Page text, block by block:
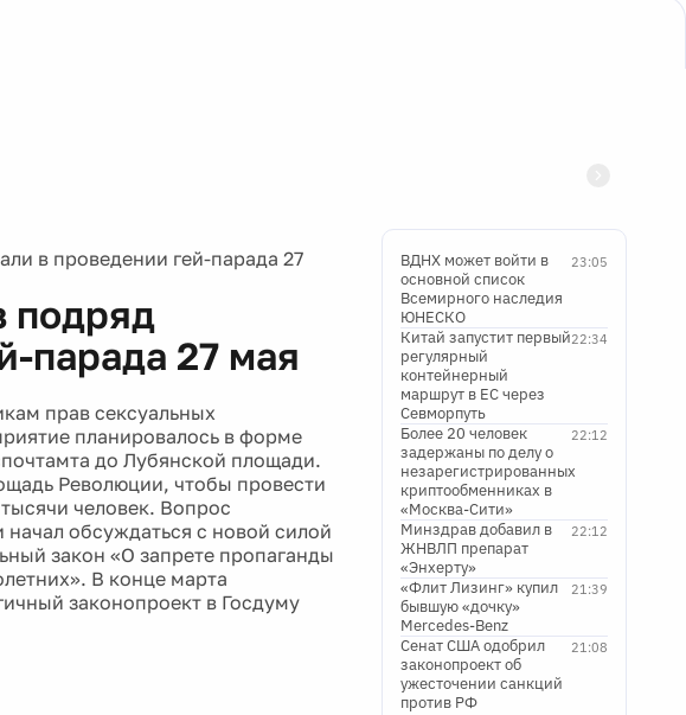
в проведении гей-парада 27
подряд
парада 27 мая
прав сексуальных
планировалось в форме
до Лубянской площади.
Революции, чтобы провести
человек. Вопрос
обсуждаться с новой силой
закон «О запрете пропаганды
В конце марта
законопроект в Госдуму
23:05
ВДНХ может войти в
основной список
Всемирного наследия
ЮНЕСКО
22:34
Китай запустит первый
регулярный
контейнерный
маршрут в ЕС через
Севморпуть
22:12
Более 20 человек
задержаны по делу о
незарегистрированных
криптообменниках в
«Москва-Сити»
22:12
Минздрав добавил в
ЖНВЛП препарат
«Энхерту»
21:39
«Флит Лизинг» купил
бывшую «дочку»
Mercedes-Benz
21:08
Сенат США одобрил
законопроект об
ужесточении санкций
против РФ